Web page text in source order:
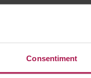
Consentiment